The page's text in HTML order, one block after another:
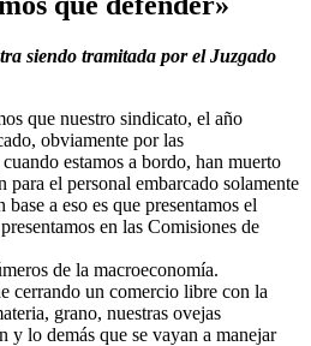
siendo tramitada por el Juzgado
que nuestro sindicato, el año
obviamente por las
estamos a bordo, han muerto
el personal embarcado solamente
a eso es que presentamos el
en las Comisiones de
de la macroeconomía.
cerrando un comercio libre con la
grano, nuestras ovejas
y lo demás que se vayan a manejar